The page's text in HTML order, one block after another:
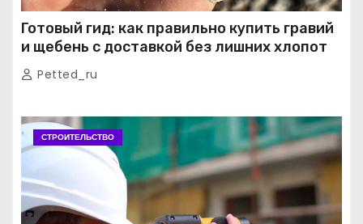
Готовый гид: как правильно купить гравий
и щебень с доставкой без лишних хлопот
Petted_ru
СТРОИТЕЛЬСТВО